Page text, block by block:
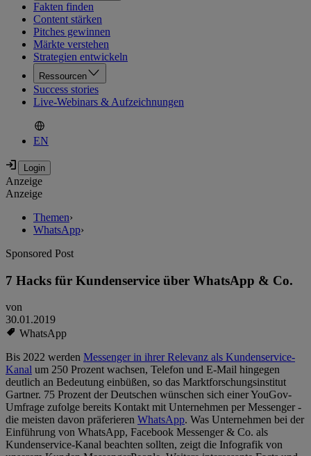
Fakten finden
Content stärken
Pitches gewinnen
Märkte verstehen
Strategien entwickeln
Ressourcen
Success stories
Live-Webinars & Aufzeichnungen
EN
Anzeige
Anzeige
Themen›
WhatsApp›
Sponsored Post
7 Hacks für Kundenservice über WhatsApp & Co.
von
30.01.2019
WhatsApp
Bis 2022 werden Messenger in ihrer Relevanz als Kundenservice-
Kanal um 250 Prozent wachsen, Telefon und E-Mail hingegen
deutlich an Bedeutung einbüßen, so das Marktforschungsinstitut
Gartner. 75 Prozent der Deutschen wünschen sich einer YouGov-
Umfrage zufolge bereits Kontakt mit Unternehmen per Messenger -
die meisten davon präferieren WhatsApp. Was Unternehmen bei der
Einführung von WhatsApp, Facebook Messenger & Co. als
Kundenservice-Kanal beachten sollten, zeigt die Infografik von